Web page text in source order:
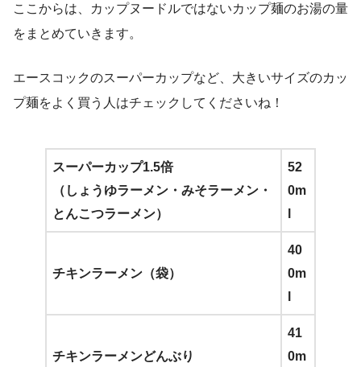
ここからは、カップヌードルではないカップ麺のお湯の量
をまとめていきます。
エースコックのスーパーカップなど、大きいサイズのカッ
プ麺をよく買う人はチェックしてくださいね！
スーパーカップ1.5倍
（しょうゆラーメン・みそラーメン・
とんこつラーメン）
52
0m
l
チキンラーメン（袋）
40
0m
l
チキンラーメンどんぶり
41
0m